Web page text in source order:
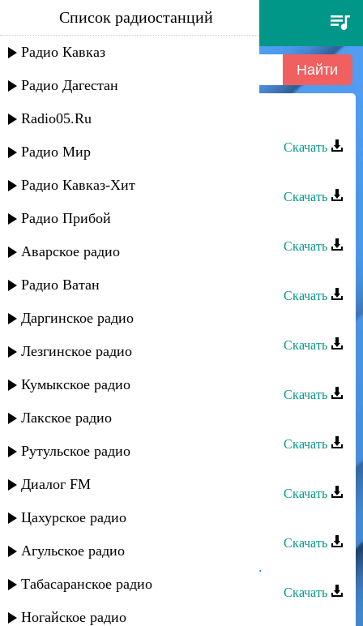
мурад садуев - динара
Список радиостанций
Радио Кавказ
Радио Дагестан
Radio05.Ru
Радио Мир
Радио Кавказ-Хит
Радио Прибой
Аварское радио
Радио Ватан
Даргинское радио
Лезгинское радио
Кумыкское радио
Лакское радио
Рутульское радио
Диалог FM
Цахурское радио
Агульское радио
Табасаранское радио
Ногайское радио
Мурад Садуев - Динара
Скачать
Скачать
Мурад Садуев - Жду тебя
Скачать
Скачать
Мурад Садуев - Брат
Скачать
Скачать
Мурад Садуев - Море любви
Скачать
Скачать
Мурад Садуев - Аман
Скачать
Мурад Садуев - Сюймегис яшлар...
Скачать
Мурад Садуев - Игра без меня